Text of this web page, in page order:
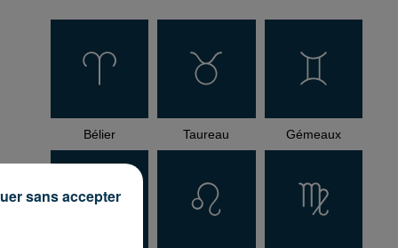
Bélier Taureau Gémeaux
sans accepter